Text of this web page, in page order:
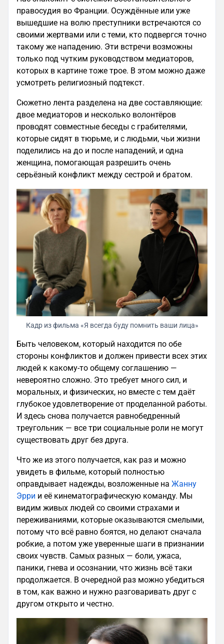
правосудия во Франции. Осуждённые или уже
вышедшие на волю преступники встречаются со
своими жертвами или с теми, кто подвергся точно
такому же нападению. Эти встречи возможны
только под чутким руководством медиаторов,
которых в картине тоже трое. В этом можно даже
усмотреть религиозный подтекст.
Сюжетно лента разделена на две составляющие:
двое медиаторов и несколько волонтёров
проводят совместные беседы с грабителями,
которые сидят в тюрьме, и с людьми, чьи жизни
поделились на до и после нападений, и одна
женщина, помогающая разрешить очень
серьёзный конфликт между сестрой и братом.
Кадр из фильма «Я всегда буду помнить ваши лица»
Быть человеком, который находится по обе
стороны конфликтов и должен привести всех этих
людей к какому-то общему соглашению —
невероятно сложно. Это требует много сил, и
моральных, и физических, но вместе с тем даёт
глубокое удовлетворение от проделанной работы.
И здесь снова получается равнобедренный
треугольник — все три социальные роли не могут
существовать друг без друга.
Что же из этого получается, как раз и можно
увидеть в фильме, который полностью
оправдывает надежды, возложенные на Жанну
Эрри и её кинематографическую команду. Мы
видим живых людей со своими страхами и
переживаниями, которые оказываются смелыми,
потому что всё равно боятся, но делают сначала
робкие, а потом уже уверенные шаги в признании
своих чувств. Самых разных — боли, ужаса,
паники, гнева и осознании, что жизнь всё таки
продолжается. В очередной раз можно убедиться
в том, как важно и нужно разговаривать друг с
другом открыто и честно.